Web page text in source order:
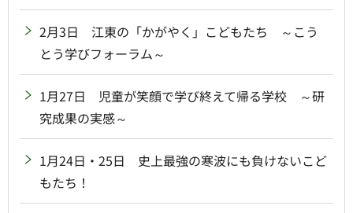
2月3日 江東の「かがやく」こどもたち ～こう
とう学びフォーラム～
1月27日 児童が笑顔で学び終えて帰る学校 ～研
究成果の実感～
1月24日・25日 史上最強の寒波にも負けないこど
もたち！